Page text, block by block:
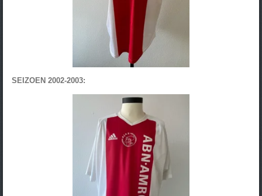
SEIZOEN 2002-2003: